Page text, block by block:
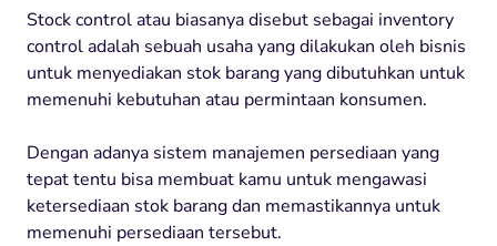
Stock control atau biasanya disebut sebagai inventory
control adalah sebuah usaha yang dilakukan oleh bisnis
untuk menyediakan stok barang yang dibutuhkan untuk
memenuhi kebutuhan atau permintaan konsumen.
Dengan adanya sistem manajemen persediaan yang
tepat tentu bisa membuat kamu untuk mengawasi
ketersediaan stok barang dan memastikannya untuk
memenuhi persediaan tersebut.